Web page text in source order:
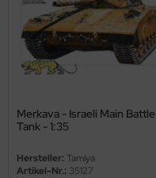
Merkava - Israeli Main Battle
Tank - 1:35
Hersteller: Tamiya
Artikel-Nr.: 35127
Hawk Model
Factory